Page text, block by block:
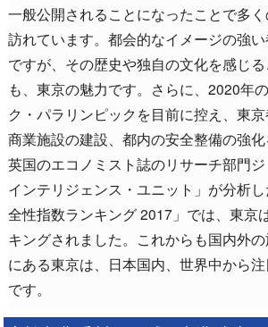
一般公開されることになったことで多
訪れています。都会的なイメージの強い
ですが、その歴史や独自の文化を感じ
も、東京の魅力です。さらに、2020年
ク・パラリンピックを目前に控え、東
商業施設の建設、都内の安全整備の強化
英国のエコノミスト誌のリサーチ部門ジ
インテリジェンス・ユニット」が分析
全性指数ランキング 2017」では、東京
キングされました。これからも国内外
にある東京は、日本国内、世界中から
です。